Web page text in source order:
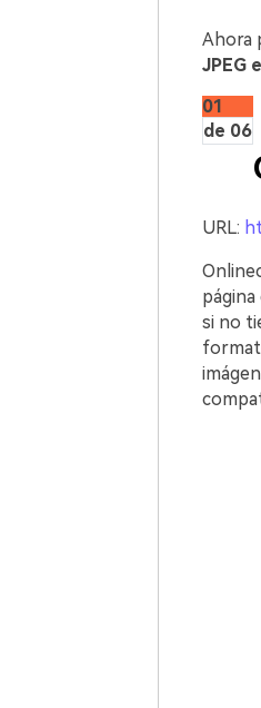
Ahora
JPEG
01
de 06
URL:
página
si no